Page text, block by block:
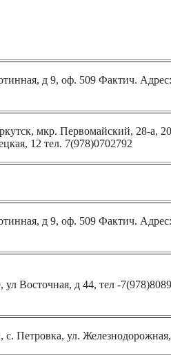
д 9, оф. 509 Фактич.
мкр. Первомайский, 28-а,
12 тел. 7(978)0702792
д 9, оф. 509 Фактич.
ул Восточная, д 44, тел -
с. Петровка, ул.